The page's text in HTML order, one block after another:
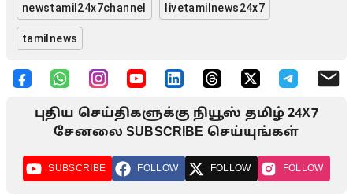
newstamil24x7channel livetamilnews24x7
tamilnews
புதிய செய்திகளுக்கு நியூஸ் தமிழ் 24X7
சேனலை SUBSCRIBE செய்யுங்கள்
SUBSCRIBE FOLLOW FOLLOW FOLLOW